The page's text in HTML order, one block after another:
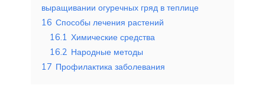
выращивании огуречных гряд в теплице
16 Способы лечения растений
16.1 Химические средства
16.2 Народные методы
17 Профилактика заболевания